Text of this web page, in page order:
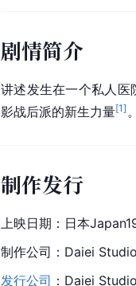
剧情简介
讲述发生在一个私人
影战后派的新生力量[1]
制作发行
上映日期： 日本Japan
制作公司：Daiei
发行公司 ：Daiei